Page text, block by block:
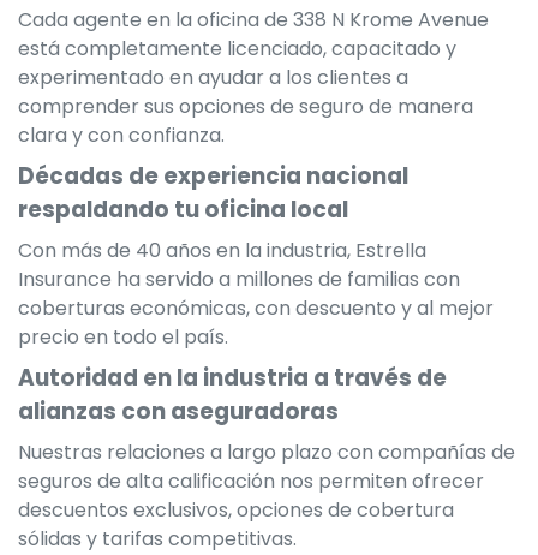
Cada agente en la oficina de 338 N Krome Avenue
está completamente licenciado, capacitado y
experimentado en ayudar a los clientes a
comprender sus opciones de seguro de manera
clara y con confianza.
Décadas de experiencia nacional
respaldando tu oficina local
Con más de 40 años en la industria, Estrella
Insurance ha servido a millones de familias con
coberturas económicas, con descuento y al mejor
precio en todo el país.
Autoridad en la industria a través de
alianzas con aseguradoras
Nuestras relaciones a largo plazo con compañías de
seguros de alta calificación nos permiten ofrecer
descuentos exclusivos, opciones de cobertura
sólidas y tarifas competitivas.